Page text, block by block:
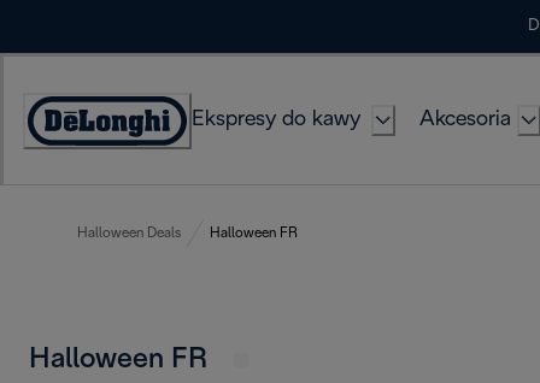
Deklaracja
Ekspresy do kawy Akcesoria
Halloween Deals Halloween FR
Halloween FR